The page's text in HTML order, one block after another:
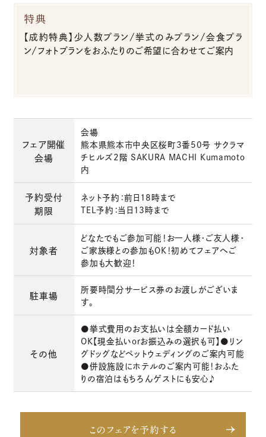
特典
【成約特典】少人数プラン/挙式のみプラン/会食プラ
ン/フォトプランをおふたりのご希望に合わせてご案内
フェア開催
会場
会場
熊本県熊本市中央区桜町3番50号 サクラマ
チヒルズ2階 SAKURA MACHI Kumamoto
内
予約受付
期限
ネット予約：前日18時まで
TEL予約：当日13時まで
対象者
どなたでもご参加可能！お一人様・ご友人様・
ご家族様との参加もOK！初めてフェアへご
参加も大歓迎！
駐車場
所要時間分サービス券のお渡しがございま
す。
その他
●挙式費用のお支払いは全額カード払い
OK【現金払いorお振込みの選択も可】●リン
グドッグなどペットウェディングのご案内可能
●併設施設にホテルのご案内可能！おふた
りの宿泊はもちろんゲストにも安心♪
このフェアを予約する